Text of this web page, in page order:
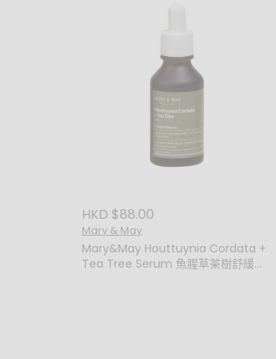
HKD $88.00
Mary & May
Mary&May Houttuynia Cordata +
Tea Tree Serum 魚腥草茶樹舒緩精